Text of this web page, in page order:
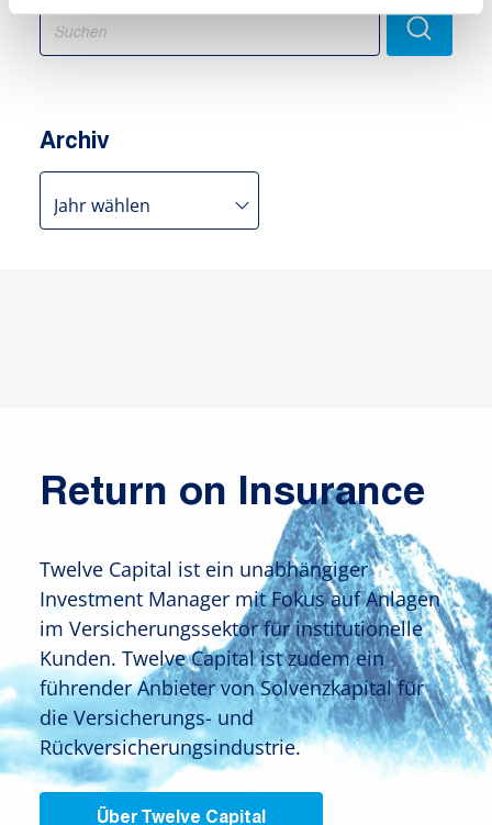
Search
Archiv
Return on Insurance
Twelve Capital ist ein unabhängiger
Investment Manager mit Fokus auf Anlagen
im Versicherungssektor für institutionelle
Kunden. Twelve Capital ist zudem ein
führender Anbieter von Solvenzkapital für
die Versicherungs- und
Rückversicherungsindustrie.
Über Twelve Capital